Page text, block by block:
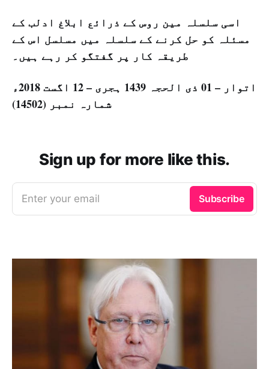
اسی سلسلہ مین روس کے ذرائع ابلاغ ادلب کے
مسئلہ کو حل کرنے کے سلسلہ میں مسلسل اس کے
طریقہ کار پر گفتگو کر رہے ہیں۔
اتوار – 01 ذی الحجہ 1439 ہجری – 12 اگست 2018ء
شمارہ نمبر (14502)
Sign up for more like this.
Enter your email Subscribe